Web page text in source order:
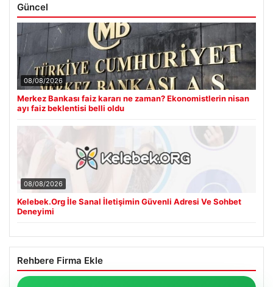
Güncel
08/08/2026
Merkez Bankası faiz kararı ne zaman? Ekonomistlerin nisan
ayı faiz beklentisi belli oldu
08/08/2026
Kelebek.Org İle Sanal İletişimin Güvenli Adresi Ve Sohbet
Deneyimi
Rehbere Firma Ekle